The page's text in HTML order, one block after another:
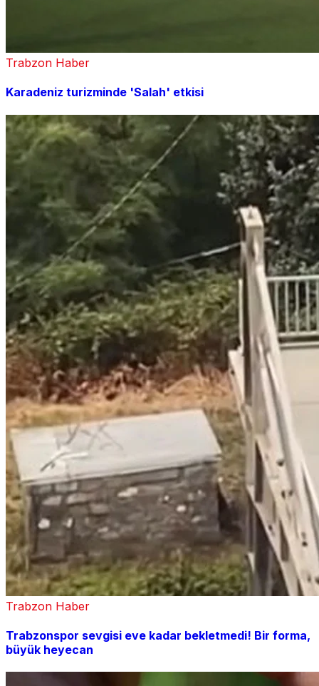
Trabzon Haber
Karadeniz turizminde 'Salah' etkisi
Trabzon Haber
Trabzonspor sevgisi eve kadar bekletmedi! Bir forma,
büyük heyecan